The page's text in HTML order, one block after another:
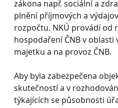
zákona např. sociální a
plnění příjmových a
rozpočtu. NKÚ provádí od
hospodaření ČNB v
majetku a na provoz ČNB.
Aby byla zabezpečena
skutečností a v
týkajících se působnosti